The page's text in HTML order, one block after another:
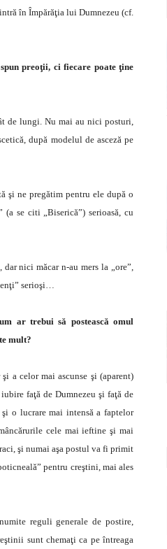
în Împărăţia lui Dumnezeu (cf.
preoţii, ci fiecare poate ţine
de lungi. Nu mai au nici posturi,
după modelul de asceză pe
şi ne pregătim pentru ele după o
se citi „Biserică”) serioasă, cu
nici măcar n-au mers la „ore”,
serioşi…
ar trebui să postească omul
mult?
a celor mai ascunse şi (aparent)
faţă de Dumnezeu şi faţă de
o lucrare mai intensă a faptelor
cele mai ieftine şi mai
şi numai aşa postul va fi primit
pentru creştini, mai ales
reguli generale de postire,
sunt chemaţi ca pe întreaga